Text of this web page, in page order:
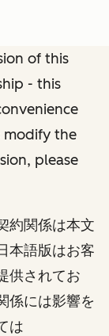
of this
- this
the
please
約関係は本文
本語版はお客
供されてお
係には影響を
は